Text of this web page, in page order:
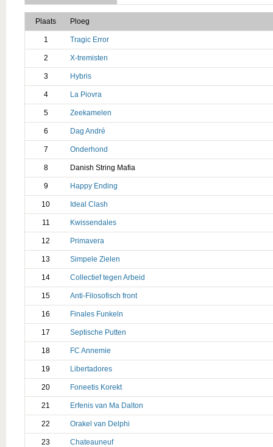
Plaats Ploeg
1 Tragic Error
2 X-tremisten
3 Hybris
4 La Piovra
5 Zeekamelen
6 Dag André
7 Onderhond
8 Danish String Mafia
9 Happy Ending
10 Ideal Clash
11 Kwissendales
12 Primavera
13 Simpele Zielen
14 Collectief tegen Arbeid
15 Anti-Filosofisch front
16 Finales Funkeln
17 Septische Putten
18 FC Annemie
19 Libertadores
20 Foneetis Korekt
21 Erfenis van Ma Dalton
22 Orakel van Delphi
23 Chateauneuf